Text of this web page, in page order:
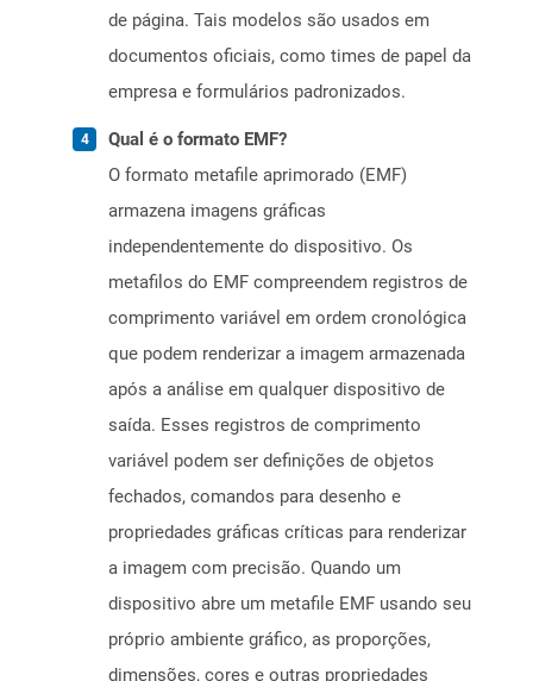
de página. Tais modelos são usados ​​em
documentos oficiais, como times de papel da
empresa e formulários padronizados.
Qual é o formato EMF?
O formato metafile aprimorado (EMF)
armazena imagens gráficas
independentemente do dispositivo. Os
metafilos do EMF compreendem registros de
comprimento variável em ordem cronológica
que podem renderizar a imagem armazenada
após a análise em qualquer dispositivo de
saída. Esses registros de comprimento
variável podem ser definições de objetos
fechados, comandos para desenho e
propriedades gráficas críticas para renderizar
a imagem com precisão. Quando um
dispositivo abre um metafile EMF usando seu
próprio ambiente gráfico, as proporções,
dimensões, cores e outras propriedades